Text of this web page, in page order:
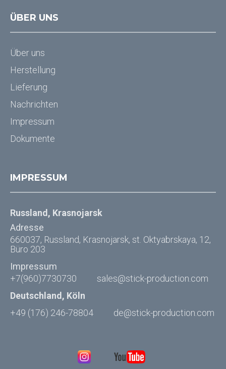
ÜBER UNS
Über uns
Herstellung
Lieferung
Nachrichten
Impressum
Dokumente
IMPRESSUM
Russland, Krasnojarsk
Adresse
660037, Russland, Krasnojarsk, st. Oktyabrskaya, 12,
Büro 203
Impressum
+7(960)7730730
sales@stick-production.com
Deutschland, Köln
+49 (176) 246-78804
de@stick-production.com